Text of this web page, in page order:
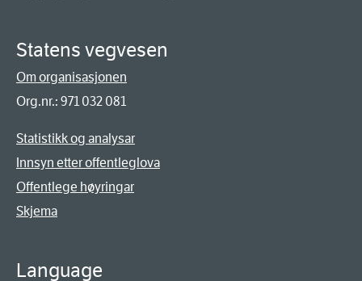
Statens vegvesen
Om organisasjonen
Org.nr.: 971 032 081
Statistikk og analysar
Innsyn etter offentleglova
Offentlege høyringar
Skjema
Language